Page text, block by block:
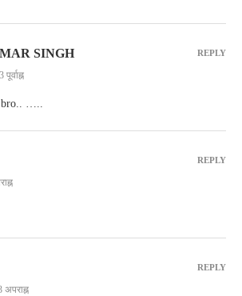
SINGH
bro.. …..
REPLY
REPLY
REPLY